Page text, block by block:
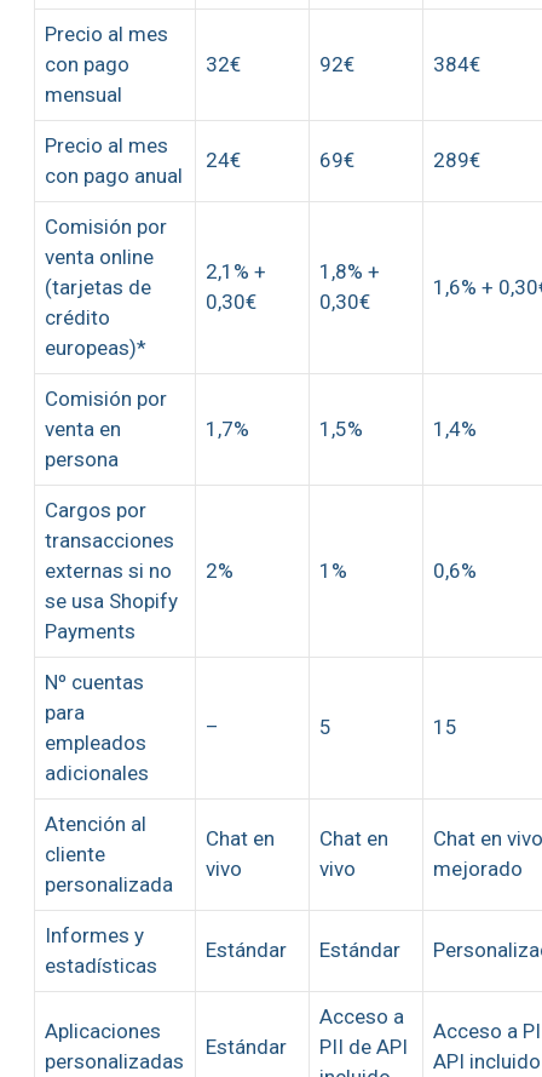
Precio al mes
con pago
mensual
32€ 92€ 384€
Precio al mes
con pago anual
24€ 69€ 289€
Comisión por
venta online
(tarjetas de
crédito
europeas)*
2,1% +
0,30€
1,8% +
0,30€
1,6% +
Comisión por
venta en
persona
1,7% 1,5% 1,4%
Cargos por
transacciones
externas si no
se usa Shopify
Payments
2% 1% 0,6%
Nº cuentas
para
empleados
adicionales
– 5 15
Atención al
cliente
personalizada
Chat en
vivo
Chat en
vivo
Chat en vivo
mejorado
Informes y
estadísticas
Estándar Estándar
Aplicaciones
personalizadas
Estándar
Acceso a
PII de API
Acceso a
API incluido